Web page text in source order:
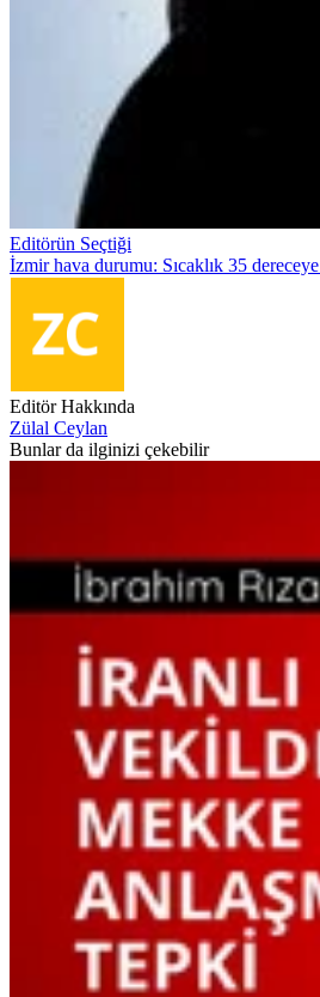
Editörün Seçtiği
İzmir hava durumu: Sıcaklık 35
Editör Hakkında
Zülal Ceylan
Bunlar da ilginizi çekebilir